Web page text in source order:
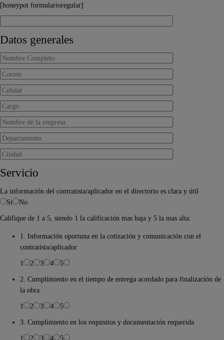
[honeypot formularioregular]
Datos generales
Servicio
La información del contratista/aplicador en el directorio es clara y útil
Si
No
Califique de 1 a 5, siendo 1 la calificación mas baja y 5 la mas alta:
1. Información oportuna en la cotización y comunicación con el
contratista/aplicador
1
2 3 4
5
2. Cumplimiento en el tiempo de entrega acordado para finalización de
la obra
1
2 3 4
5
3. Cumplimiento en los requisitos y documentación requerida
1
2 3 4 5